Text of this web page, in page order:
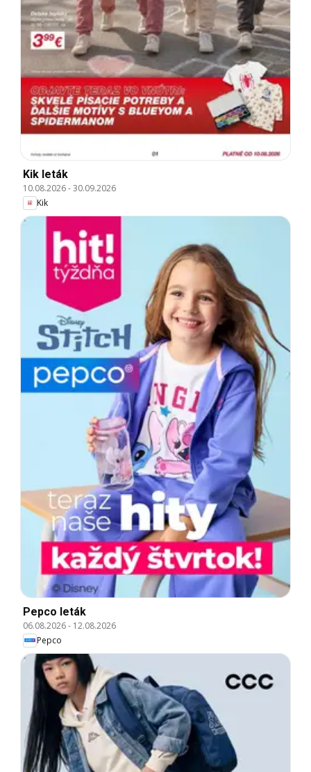
Kik leták
10.08.2026-30.09.2026
Kik
Pepco leták
06.08.2026- 12.08.2026
Pepco